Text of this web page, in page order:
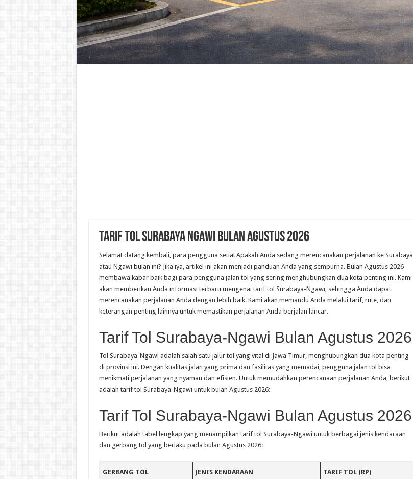
Tarif Tol Surabaya Ngawi Bulan Agustus 2026
Selamat datang kembali, para pengguna setia! Apakah Anda sedang merencanakan perjalanan ke Surabaya
atau Ngawi bulan ini? Jika iya, artikel ini akan menjadi panduan Anda yang sempurna. Bulan Agustus 2026
membawa kabar baik bagi para pengguna jalan tol yang sering menghubungkan dua kota penting ini. Kami
akan memberikan Anda informasi terbaru mengenai tarif tol Surabaya-Ngawi, sehingga Anda dapat
merencanakan perjalanan Anda dengan lebih baik. Kami akan memandu Anda melalui tarif, rute, dan
keterangan penting lainnya untuk memastikan perjalanan Anda berjalan lancar.
Tarif Tol Surabaya-Ngawi Bulan Agustus 2026
Tol Surabaya-Ngawi adalah salah satu jalur tol yang vital di Jawa Timur, menghubungkan dua kota penting
di provinsi ini. Dengan kualitas jalan yang prima dan fasilitas yang memadai, pengguna jalan tol bisa
menikmati perjalanan yang nyaman dan efisien. Untuk memudahkan perencanaan perjalanan Anda, berikut
adalah tarif tol Surabaya-Ngawi untuk bulan Agustus 2026:
Tarif Tol Surabaya-Ngawi Bulan Agustus 2026
Berikut adalah tabel lengkap yang menampilkan tarif tol Surabaya-Ngawi untuk berbagai jenis kendaraan
dan gerbang tol yang berlaku pada bulan Agustus 2026:
GERBANG TOL JENIS KENDARAAN TARIF TOL (RP)